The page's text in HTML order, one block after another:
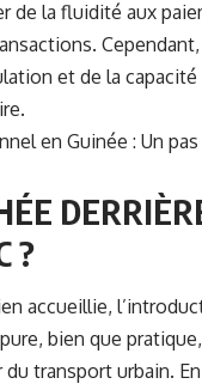
de la fluidité aux
et de la
en Guinée : Un
?
accueillie,
bien que
transport urbain.